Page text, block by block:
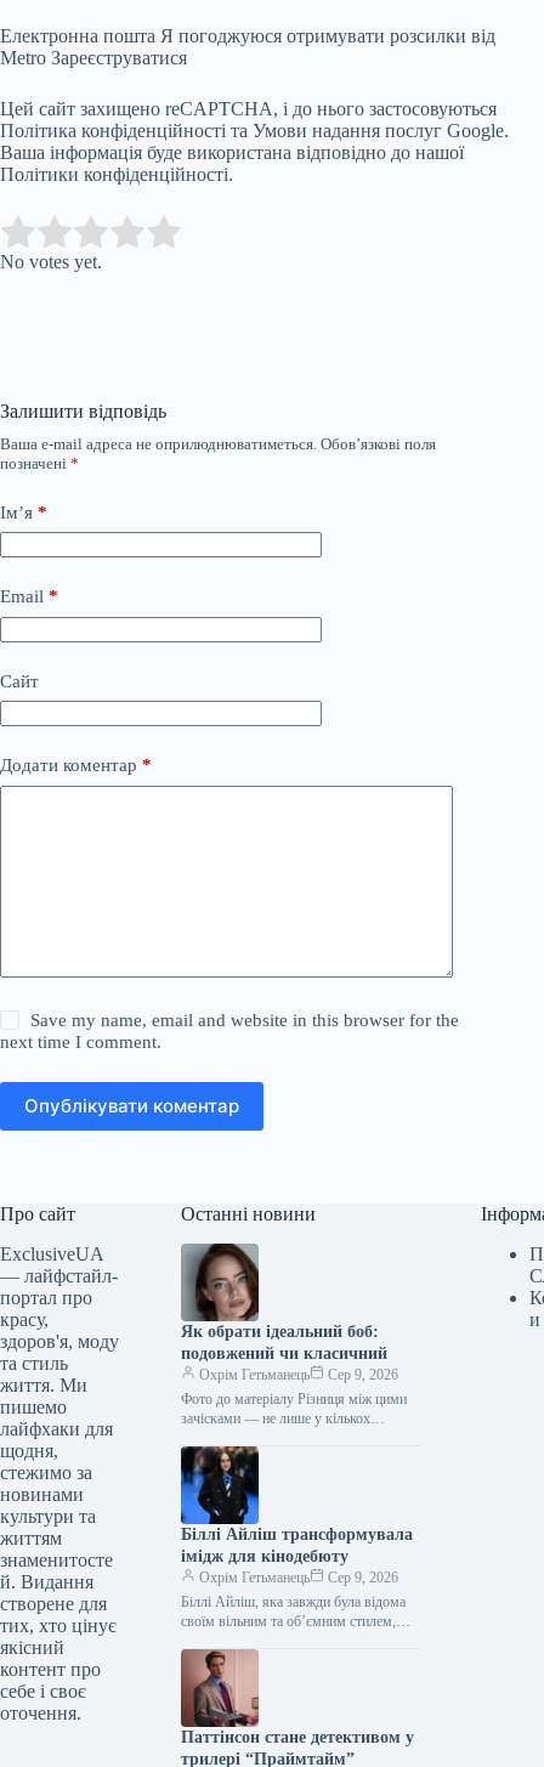
Електронна пошта Я погоджуюся отримувати розсилки від
Metro Зареєструватися
Цей сайт захищено reCAPTCHA, і до нього застосовуються
Політика конфіденційності та Умови надання послуг Google.
Ваша інформація буде використана відповідно до нашої
Політики конфіденційності.
Rate this item:
No votes yet.
Залишити відповідь
Ваша e-mail адреса не оприлюднюватиметься. Обов’язкові поля
позначені *
Ім’я *
Email *
Сайт
Додати коментар *
Save my name, email and website in this browser for the
next time I comment.
Опублікувати коментар
Про сайт
ExclusiveUA
— лайфстайл-
портал про
красу,
здоров'я, моду
та стиль
життя. Ми
пишемо
лайфхаки для
щодня,
стежимо за
новинами
культури та
життям
знаменитосте
й. Видання
створене для
тих, хто цінує
якісний
контент про
себе і своє
оточення.
Останні новини
Як обрати ідеальний боб:
подовжений чи класичний
Охрім Гетьманець
Сер 9, 2026
Фото до матеріалу Різниця між цими
зачісками — не лише у кількох
кардинально змінити образ, перше,…
Біллі Айліш трансформувала
імідж для кінодебюту
Охрім Гетьманець
Сер 9, 2026
Біллі Айліш, яка завжди була відома
своїм вільним та обʼємним стилем,
Причина — нова роль у…
Паттінсон стане детективом у
трилері “Праймтайм”
и